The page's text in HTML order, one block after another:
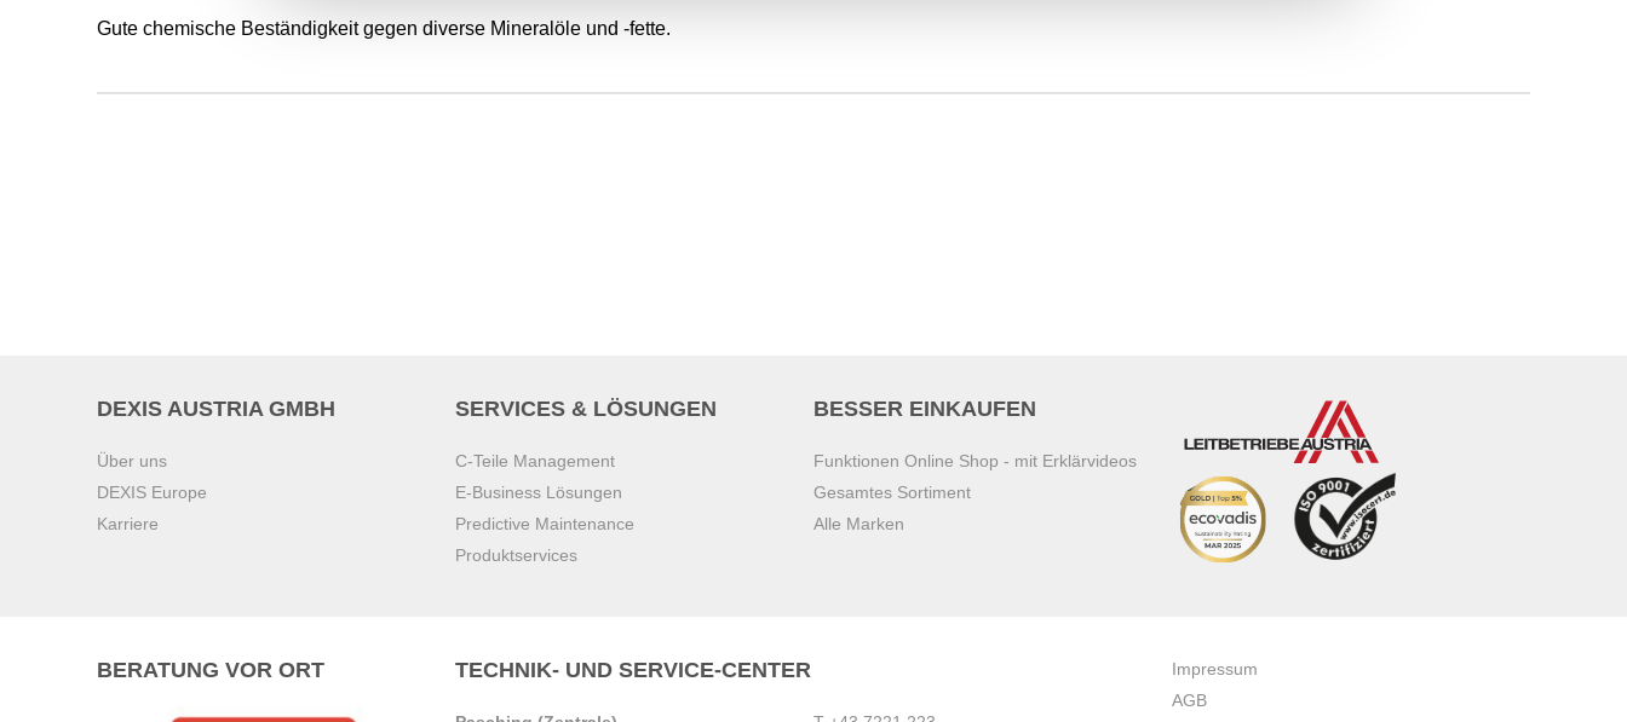
Gute chemische Beständigkeit gegen diverse Mineralöle und -fette.
DEXIS AUSTRIA GMBH
Über uns
DEXIS Europe
Karriere
SERVICES & LÖSUNGEN
C-Teile Management
E-Business Lösungen
Predictive Maintenance
Produktservices
BESSER EINKAUFEN
Funktionen Online Shop - mit Erklärvideos
Gesamtes Sortiment
Alle Marken
BERATUNG VOR ORT TECHNIK- UND SERVICE-CENTER
Impressum
AGB